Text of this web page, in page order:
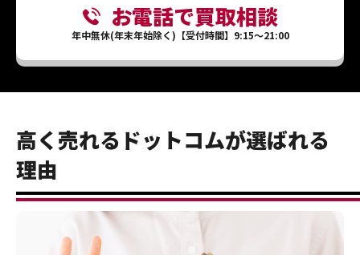
お電話で買取相談
年中無休(年末年始除く)【受付時間】9:15～21:00
高く売れるドットコムが選ばれる
理由